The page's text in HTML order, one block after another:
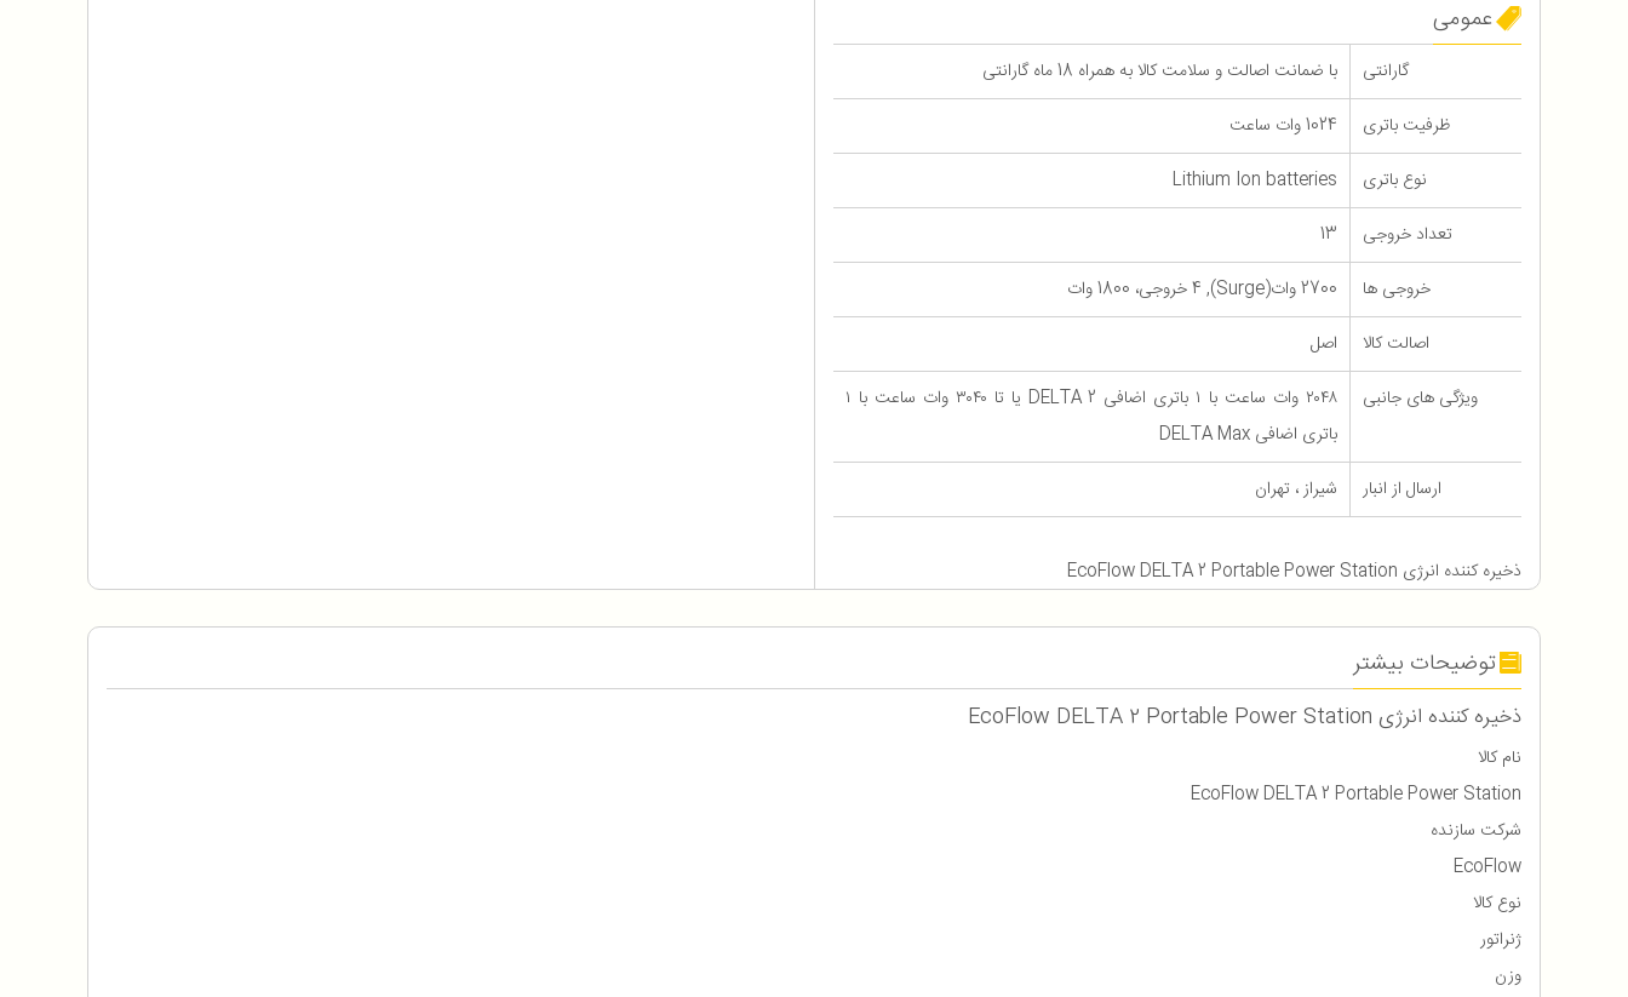
عمومی
گارانتی
با ضمانت اصالت و سلامت کالا به همراه 18 ماه گارانتی
ظرفیت باتری
1024 وات ساعت
نوع باتری
Lithium Ion batteries
تعداد خروجی
13
خروجی ها
2700 وات(Surge), 4 خروجی، 1800 وات
اصالت کالا
اصل
ویژگی های جانبی
۲۰۴۸ وات ساعت با ۱ باتری اضافی DELTA 2 یا تا ۳۰۴۰ وات ساعت با ۱
باتری اضافی DELTA Max
ارسال از انبار
شیراز ، تهران
ذخیره کننده انرژی EcoFlow DELTA 2 Portable Power Station
توضیحات بیشتر
ذخیره کننده انرژی EcoFlow DELTA 2 Portable Power Station
نام کالا
EcoFlow DELTA 2 Portable Power Station
شرکت سازنده
EcoFlow
نوع کالا
ژنراتور
وزن